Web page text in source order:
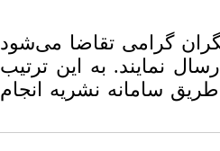
گرامی تقاضا می‌شود
نمایند. به این ترتیب
سامانه نشریه انجام